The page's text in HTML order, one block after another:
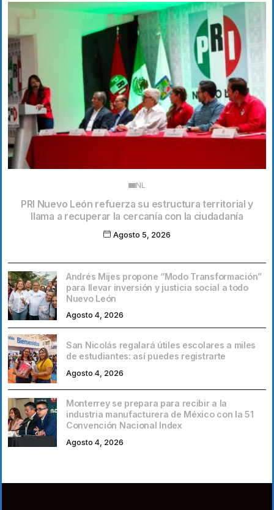
NL
PRI Nuevo León refuerza su estructura territorial y
llama a recuperar la cercanía con la ciudadanía
Agosto 5, 2026
Andrés Mijes propone “Modo Transformación”
para llevar inversión y justicia social a todo
Nuevo León
Agosto 4, 2026
San Nicolás regalará útiles escolares a miles
de estudiantes: así puedes registrarte
Agosto 4, 2026
Monterrey se prepara para recibir a la
industria manufacturera de México con la 51
Convención Nacional Index
Agosto 4, 2026